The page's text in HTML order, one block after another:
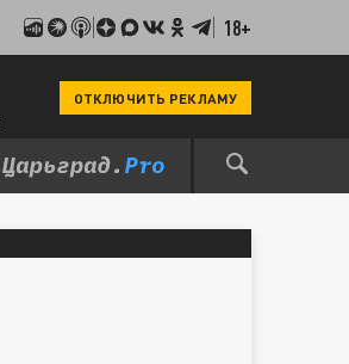
18+
ОТКЛЮЧИТЬ РЕКЛАМУ